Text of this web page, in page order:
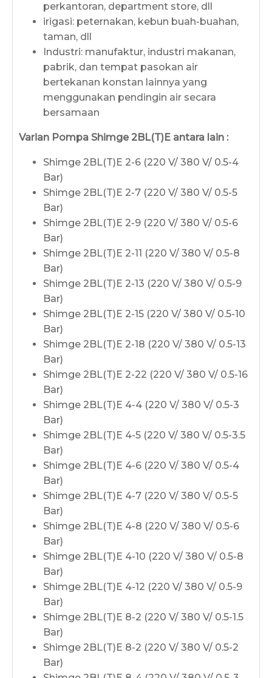
perkantoran, department store, dll
irigasi: peternakan, kebun buah-buahan,
taman, dll
Industri: manufaktur, industri makanan,
pabrik, dan tempat pasokan air
bertekanan konstan lainnya yang
menggunakan pendingin air secara
bersamaan
Varian Pompa Shimge 2BL(T)E antara lain :
Shimge 2BL(T)E 2-6 (220 V/ 380 V/ 0.5-4
Bar)
Shimge 2BL(T)E 2-7 (220 V/ 380 V/ 0.5-5
Bar)
Shimge 2BL(T)E 2-9 (220 V/ 380 V/ 0.5-6
Bar)
Shimge 2BL(T)E 2-11 (220 V/ 380 V/ 0.5-8
Bar)
Shimge 2BL(T)E 2-13 (220 V/ 380 V/ 0.5-9
Bar)
Shimge 2BL(T)E 2-15 (220 V/ 380 V/ 0.5-10
Bar)
Shimge 2BL(T)E 2-18 (220 V/ 380 V/ 0.5-13
Bar)
Shimge 2BL(T)E 2-22 (220 V/ 380 V/ 0.5-16
Bar)
Shimge 2BL(T)E 4-4 (220 V/ 380 V/ 0.5-3
Bar)
Shimge 2BL(T)E 4-5 (220 V/ 380 V/ 0.5-3.5
Bar)
Shimge 2BL(T)E 4-6 (220 V/ 380 V/ 0.5-4
Bar)
Shimge 2BL(T)E 4-7 (220 V/ 380 V/ 0.5-5
Bar)
Shimge 2BL(T)E 4-8 (220 V/ 380 V/ 0.5-6
Bar)
Shimge 2BL(T)E 4-10 (220 V/ 380 V/ 0.5-8
Bar)
Shimge 2BL(T)E 4-12 (220 V/ 380 V/ 0.5-9
Bar)
Shimge 2BL(T)E 8-2 (220 V/ 380 V/ 0.5-1.5
Bar)
Shimge 2BL(T)E 8-2 (220 V/ 380 V/ 0.5-2
Bar)